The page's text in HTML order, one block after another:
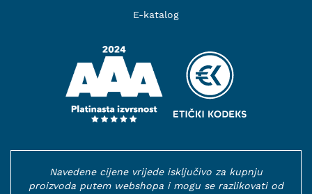
E-katalog
Navedene cijene vrijede isključivo za kupnju
proizvoda putem webshopa i mogu se razlikovati od